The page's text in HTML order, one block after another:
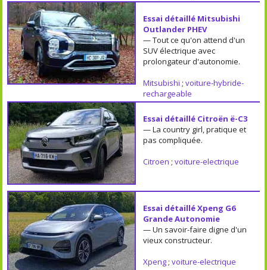
Essai détaillé Mitsubishi
Outlander PHEV
— Tout ce qu'on attend d'un
SUV électrique avec
prolongateur d'autonomie.
Mitsubishi ; voiture-hybride-
rechargeable
Essai détaillé Citroën ë-C3
— La country girl, pratique et
pas compliquée.
Citroen ; voiture-electrique
Essai détaillé Xpeng G6
Grande Autonomie
— Un savoir-faire digne d'un
vieux constructeur.
Xpeng; voiture-electrique